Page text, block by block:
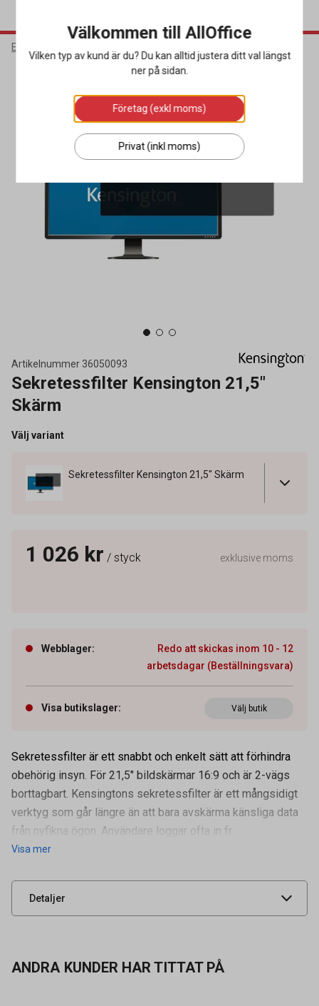
Elektronik
Artikelnummer 36050093
Sekretessfilter Kensington 21,5"
Skärm
Välj variant
Sekretessfilter Kensington 21,5" Skärm
1 026 kr / styck exklusive moms
Webblager:
Redo att skickas inom 10 - 12
arbetsdagar (Beställningsvara)
Visa butikslager: Välj butik
Sekretessfilter är ett snabbt och enkelt sätt att förhindra
obehörig insyn. För 21,5" bildskärmar 16:9 och är 2-vägs
borttagbart. Kensingtons sekretessfilter är ett mångsidigt
verktyg som går längre än att bara avskärma känsliga data
från nyfikna ögon. Användare loggar ofta in fr
Visa mer
Detaljer
Artikelnummer 36050093
Leverantörens
artikelnummer
626482
Skärmstorlek 21.5"
ANDRA KUNDER HAR TITTAT PÅ
Välkommen till AllOffice
Vilken typ av kund är du? Du kan alltid justera ditt val längst
ner på sidan.
Företag (exkl moms)
Privat (inkl moms)